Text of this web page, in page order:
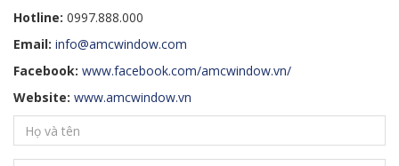
Hotline: 0997.888.000
Email: info@amcwindow.com
Facebook: www.facebook.com/amcwindow.vn/
Website: www.amcwindow.vn